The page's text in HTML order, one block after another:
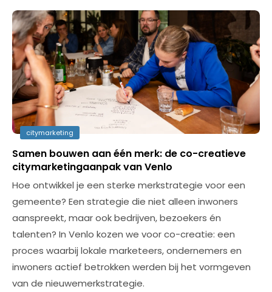
citymarketing
Samen bouwen aan één merk: de co-creatieve
citymarketingaanpak van Venlo
Hoe ontwikkel je een sterke merkstrategie voor een
gemeente? Een strategie die niet alleen inwoners
aanspreekt, maar ook bedrijven, bezoekers én
talenten? In Venlo kozen we voor co-creatie: een
proces waarbij lokale marketeers, ondernemers en
inwoners actief betrokken werden bij het vormgeven
van de nieuwemerkstrategie.